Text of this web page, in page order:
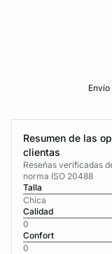
Envío
Resumen de las
clientas
Reseñas verificadas
norma ISO 20488
Talla
Chica
Calidad
0
Confort
0